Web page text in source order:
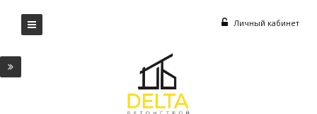
Личный кабинет